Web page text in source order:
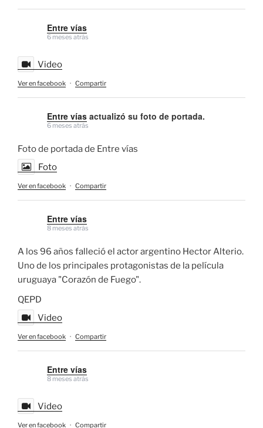
Entre vías
6 meses atrás
Video
Ver en facebook · Compartir
Entre vías actualizó su foto de portada.
6 meses atrás
Foto de portada de Entre vías
Foto
Ver en facebook · Compartir
Entre vías
8 meses atrás
A los 96 años falleció el actor argentino Hector Alterio.
Uno de los principales protagonistas de la película
uruguaya "Corazón de Fuego".
QEPD
Video
Ver en facebook · Compartir
Entre vías
8 meses atrás
Video
Ver en facebook · Compartir